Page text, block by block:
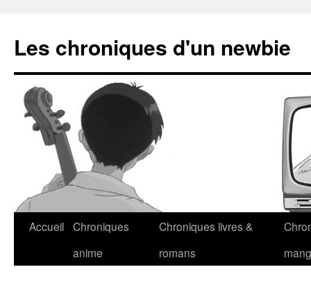
Les chroniques d'un newbie
Accueil Chroniques
anime
Chroniques livres &
romans